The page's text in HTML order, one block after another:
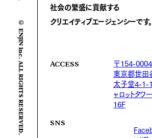
© ENJIN Inc. ALL RIGHTS RESERVED.
社会の繁盛に貢献する
クリエイティブエージェンシーです。
ACCESS
〒154-0004
東京都世田
太子堂4-1-
ャロットタワー
16F
SNS